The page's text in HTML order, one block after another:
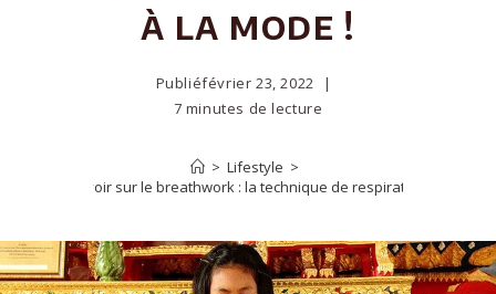
à la mode !
Publiéfévrier 23, 2022
7 minutes de lecture
> Lifestyle >
choses à savoir sur le breathwork : la technique de respiration à la